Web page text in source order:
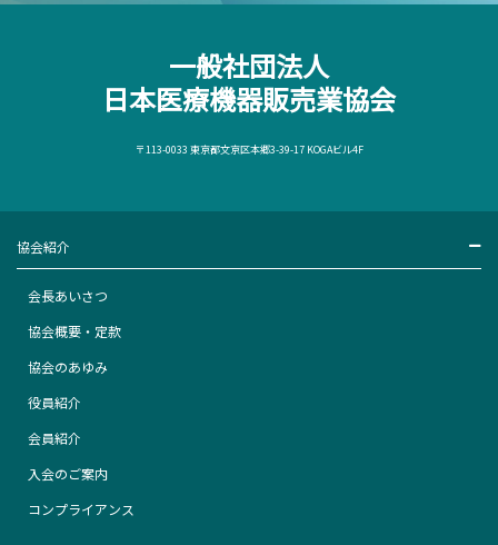
一般社団法人
日本医療機器販売業協会
〒113-0033 東京都文京区本郷3-39-17 KOGAビル4F
協会紹介
会長あいさつ
協会概要・定款
協会のあゆみ
役員紹介
会員紹介
入会のご案内
コンプライアンス